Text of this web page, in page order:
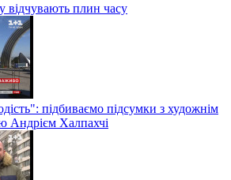
відчувають плин часу
підбиваємо підсумки з художнім
Андрієм Халпахчі